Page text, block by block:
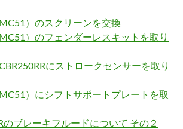
）のスクリーンを交換
）のフェンダーレスキットを取り
にストロークセンサーを取り
）にシフトサポートプレートを取
のブレーキフルードについて その２